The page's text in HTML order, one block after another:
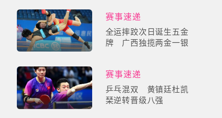
赛事速递
全运摔跤次日诞生五金
牌 广西独揽两金一银
赛事速递
乒乓混双 黄镇廷杜凯
琹逆转晋级八强